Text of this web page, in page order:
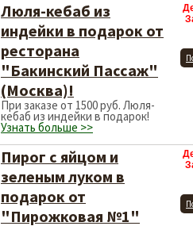
Люля-кебаб из
индейки в подарок от
ресторана
"Бакинский Пассаж"
(Москва)!
При заказе от 1500 руб. Люля-
кебаб из индейки в подарок!
Узнать больше >>
Пирог с яйцом и
зеленым луком в
подарок от
"Пирожковая №1"